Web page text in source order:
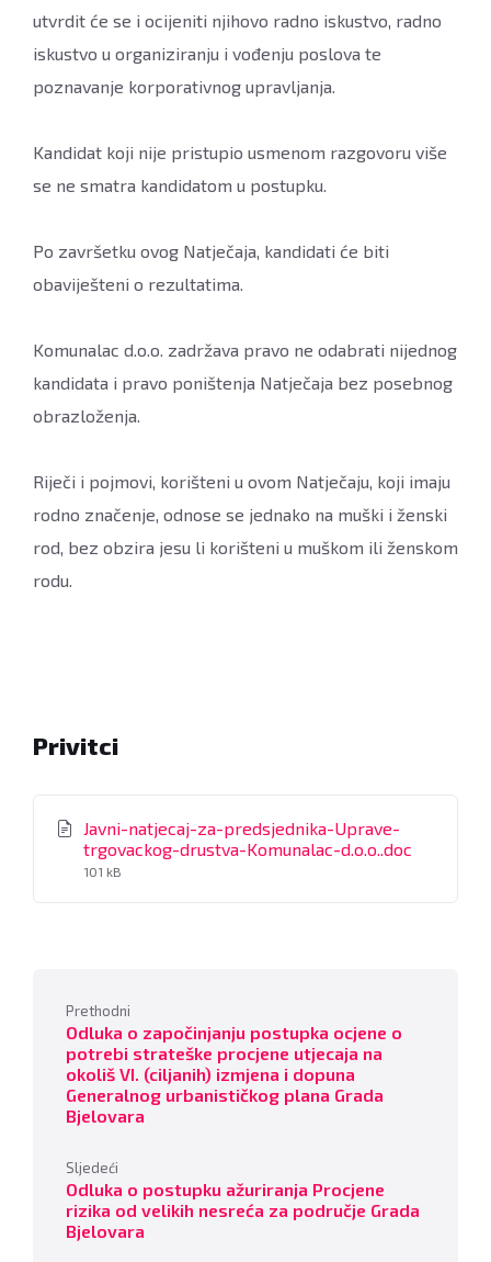
utvrdit će se i ocijeniti njihovo radno iskustvo, radno
iskustvo u organiziranju i vođenju poslova te
poznavanje korporativnog upravljanja.
Kandidat koji nije pristupio usmenom razgovoru više
se ne smatra kandidatom u postupku.
Po završetku ovog Natječaja, kandidati će biti
obaviješteni o rezultatima.
Komunalac d.o.o. zadržava pravo ne odabrati nijednog
kandidata i pravo poništenja Natječaja bez posebnog
obrazloženja.
Riječi i pojmovi, korišteni u ovom Natječaju, koji imaju
rodno značenje, odnose se jednako na muški i ženski
rod, bez obzira jesu li korišteni u muškom ili ženskom
rodu.
Privitci
Javni-natjecaj-za-predsjednika-Uprave-
trgovackog-drustva-Komunalac-d.o.o..doc
101 kB
Prethodni
Odluka o započinjanju postupka ocjene o
potrebi strateške procjene utjecaja na
okoliš VI. (ciljanih) izmjena i dopuna
Generalnog urbanističkog plana Grada
Bjelovara
Sljedeći
Odluka o postupku ažuriranja Procjene
rizika od velikih nesreća za područje Grada
Bjelovara